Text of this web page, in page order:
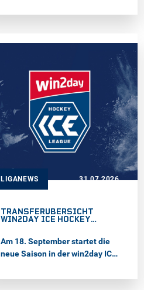
Puschnig, der im 80.
LIGANEWS 31.07.2026
TRANSFERÜBERSICHT
WIN2DAY ICE HOCKEY
Am 18. September startet die
neue Saison in der win2day ICE
eine Übersicht über die Zu- und